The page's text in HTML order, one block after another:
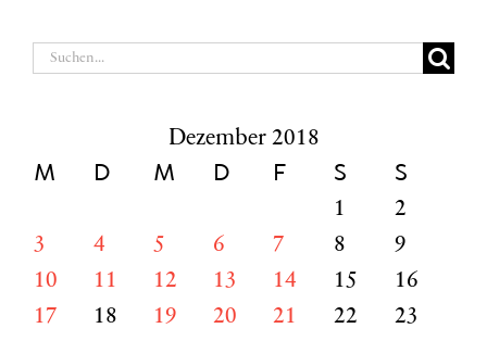
Suche
Dezember 2018
M D M D F S S
1
2
3
4 5 6 7 8
9
10
11 12 13 14 15
16
17
18 19 20 21 22
23